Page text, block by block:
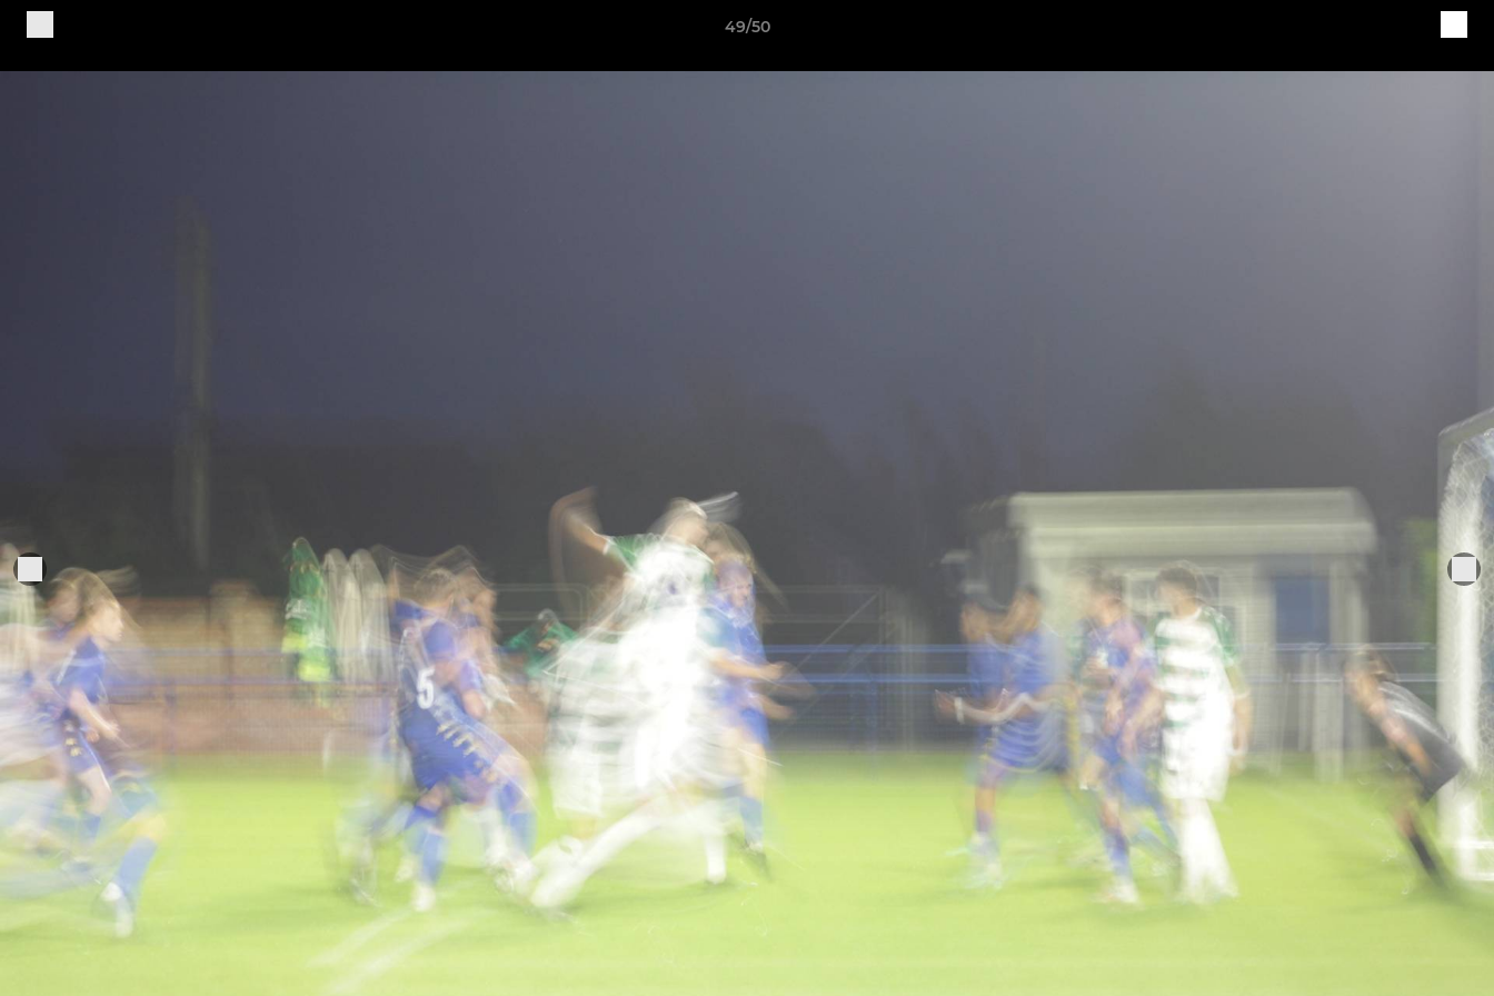
49/50